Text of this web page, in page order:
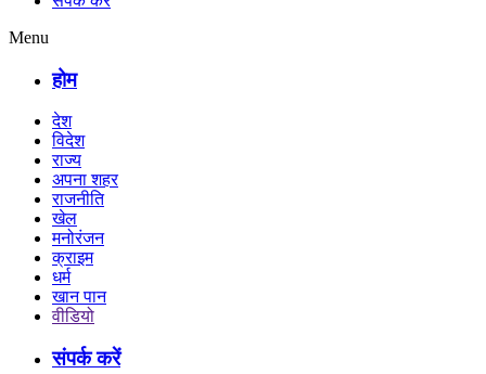
Menu
होम
देश
विदेश
राज्य
अपना शहर
राजनीति
खेल
मनोरंजन
क्राइम
धर्म
खान पान
वीडियो
संपर्क करें